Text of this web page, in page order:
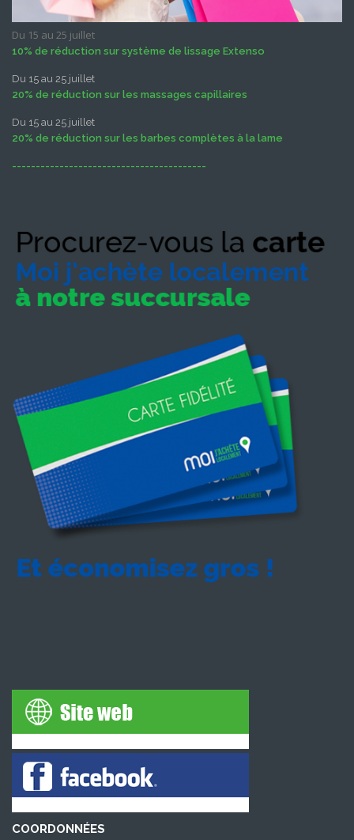
Du 15 au 25 juillet
10% de réduction sur système de lissage Extenso
Du 15 au 25 juillet
20% de réduction sur les massages capillaires
Du 15 au 25 juillet
20% de réduction sur les barbes complètes à la lame
-----------------------------------------
COORDONNÉES